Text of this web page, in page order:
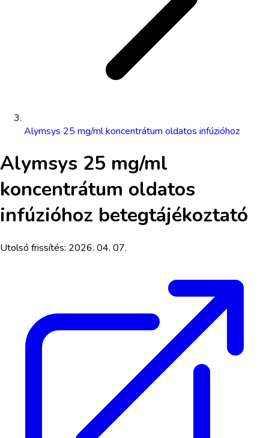
Alymsys 25 mg/ml koncentrátum oldatos infúzióhoz
Alymsys 25 mg/ml
koncentrátum oldatos
infúzióhoz betegtájékoztató
Utolsó frissítés: 2026. 04. 07.